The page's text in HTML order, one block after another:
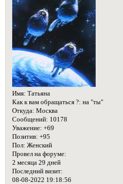
Имя: Татьяна
Как к вам обращаться ?: на "ты"
Откуда: Москва
Сообщений: 10178
Уважение: +69
Позитив: +95
Пол: Женский
Провел на форуме:
2 месяца 29 дней
Последний визит:
08-08-2022 19:18:56